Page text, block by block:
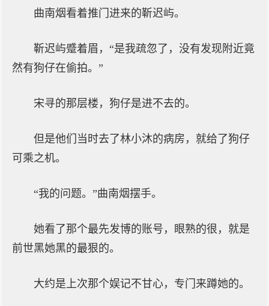
曲南烟看着推门进来的靳迟屿。
靳迟屿蹙着眉，“是我疏忽了，没有发现附近竟
然有狗仔在偷拍。”
宋寻的那层楼，狗仔是进不去的。
但是他们当时去了林小沐的病房，就给了狗仔
可乘之机。
“我的问题。”曲南烟摆手。
她看了那个最先发博的账号，眼熟的很，就是
前世黑她黑的最狠的。
大约是上次那个娱记不甘心，专门来蹲她的。